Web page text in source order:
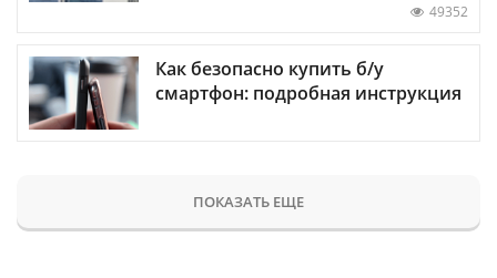
49352
Как безопасно купить б/у
смартфон: подробная инструкция
ПОКАЗАТЬ ЕЩЕ